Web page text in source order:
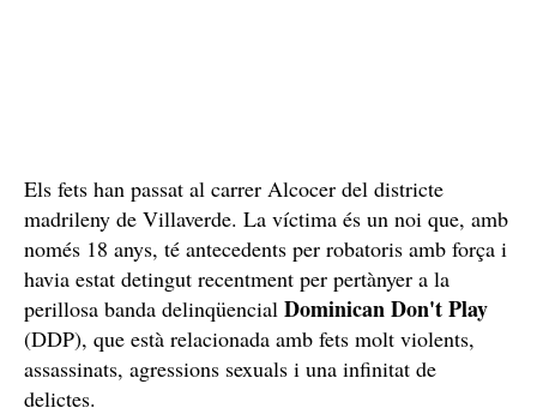
Els fets han passat al carrer Alcocer del districte
madrileny de Villaverde. La víctima és un noi que, amb
només 18 anys, té antecedents per robatoris amb força i
havia estat detingut recentment per pertànyer a la
perillosa banda delinqüencial Dominican Don't Play
(DDP), que està relacionada amb fets molt violents,
assassinats, agressions sexuals i una infinitat de
delictes.